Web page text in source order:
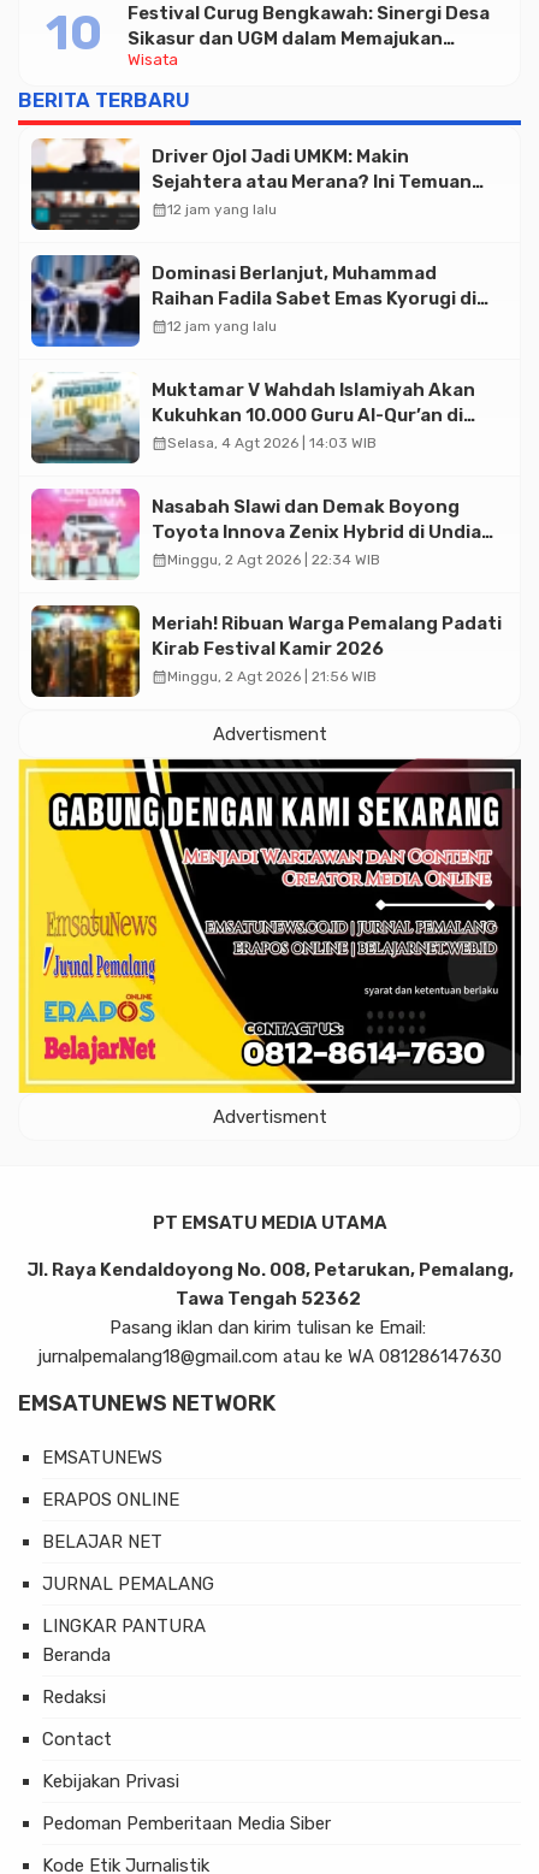
Wisata
Festival Curug Bengkawah: Sinergi Desa
Sikasur dan UGM dalam Memajukan
Wisata serta UMKM Lokal
BERITA TERBARU
Driver Ojol Jadi UMKM: Makin
Sejahtera atau Merana? Ini Temuan
Diskusi Paramadina
calendar_month12 jam yang lalu
Dominasi Berlanjut, Muhammad
Raihan Fadila Sabet Emas Kyorugi di
Asian Taekwondo Indonesia Open
calendar_month12 jam yang lalu
Muktamar V Wahdah Islamiyah Akan
Kukuhkan 10.000 Guru Al-Qur’an di
Masjid Istiqlal
calendar_monthSelasa, 4 Agt 2026 | 14:03 WIB
Nasabah Slawi dan Demak Boyong
Toyota Innova Zenix Hybrid di Undian
Tabungan Bima Bank Jateng
calendar_monthMinggu, 2 Agt 2026 | 22:34 WIB
Meriah! Ribuan Warga Pemalang Padati
Kirab Festival Kamir 2026
calendar_monthMinggu, 2 Agt 2026 | 21:56 WIB
Advertisment
Advertisment
PT EMSATU MEDIA UTAMA
Jl. Raya Kendaldoyong No. 008, Petarukan, Pemalang,
Tawa Tengah 52362
Pasang iklan dan kirim tulisan ke Email:
jurnalpemalang18@gmail.com atau ke WA 081286147630
EMSATUNEWS NETWORK
EMSATUNEWS
ERAPOS ONLINE
BELAJAR NET
JURNAL PEMALANG
LINGKAR PANTURA
Beranda
Redaksi
Contact
Kebijakan Privasi
Pedoman Pemberitaan Media Siber
Kode Etik Jurnalistik